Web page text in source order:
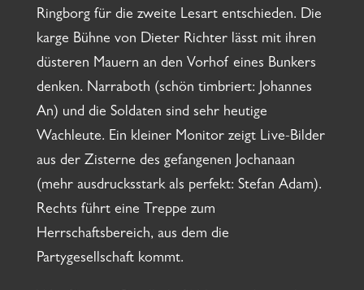
Ringborg für die zweite Lesart entschieden. Die
karge Bühne von Dieter Richter lässt mit ihren
düsteren Mauern an den Vorhof eines Bunkers
denken. Narraboth (schön timbriert: Johannes
An) und die Soldaten sind sehr heutige
Wachleute. Ein kleiner Monitor zeigt Live-Bilder
aus der Zisterne des gefangenen Jochanaan
(mehr ausdrucksstark als perfekt: Stefan Adam).
Rechts führt eine Treppe zum
Herrschaftsbereich, aus dem die
Partygesellschaft kommt.